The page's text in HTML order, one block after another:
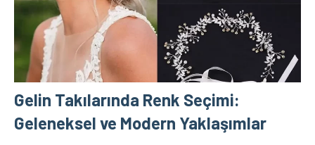
Gelin Takılarında Renk Seçimi:
Geleneksel ve Modern Yaklaşımlar